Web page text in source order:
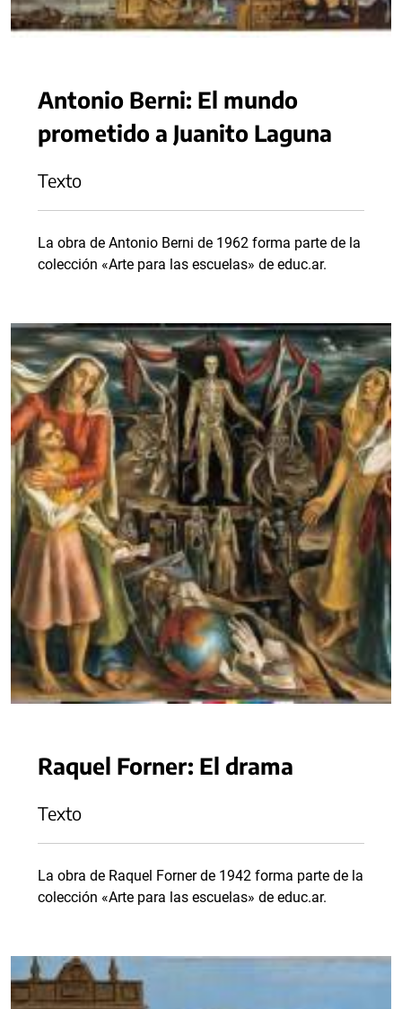
Antonio Berni: El mundo
prometido a Juanito Laguna
Texto
La obra de Antonio Berni de 1962 forma parte de la
colección «Arte para las escuelas» de educ.ar.
Raquel Forner: El drama
Texto
La obra de Raquel Forner de 1942 forma parte de la
colección «Arte para las escuelas» de educ.ar.